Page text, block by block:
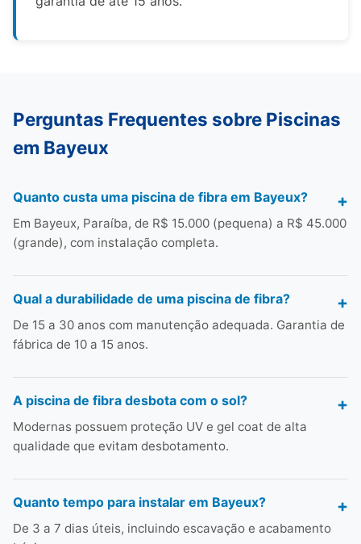
Perguntas Frequentes sobre Piscinas
em Bayeux
Quanto custa uma piscina de fibra em Bayeux?
Em Bayeux, Paraíba, de R$ 15.000 (pequena) a R$ 45.000
(grande), com instalação completa.
Qual a durabilidade de uma piscina de fibra?
De 15 a 30 anos com manutenção adequada. Garantia de
fábrica de 10 a 15 anos.
A piscina de fibra desbota com o sol?
Modernas possuem proteção UV e gel coat de alta
qualidade que evitam desbotamento.
Quanto tempo para instalar em Bayeux?
De 3 a 7 dias úteis, incluindo escavação e acabamento